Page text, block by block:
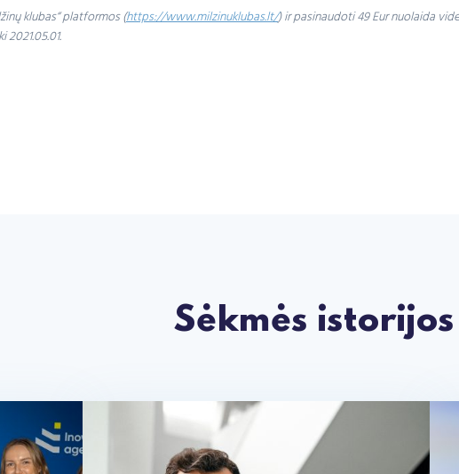
klubas“ platformos (https://www.milzinuklubas.lt/) ir pasinaudoti 49 Eur nuolaida
2021.05.01.
Sėkmės istorijos